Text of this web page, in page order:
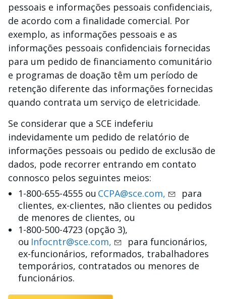
pessoais e informações pessoais confidenciais,
de acordo com a finalidade comercial. Por
exemplo, as informações pessoais e as
informações pessoais confidenciais fornecidas
para um pedido de financiamento comunitário
e programas de doação têm um período de
retenção diferente das informações fornecidas
quando contrata um serviço de eletricidade.
Se considerar que a SCE indeferiu
indevidamente um pedido de relatório de
informações pessoais ou pedido de exclusão de
dados, pode recorrer entrando em contato
connosco pelos seguintes meios:
1-800-655-4555 ou CCPA@sce.com,
para
clientes, ex-clientes, não clientes ou pedidos
de menores de clientes, ou
1-800-500-4723 (opção 3),
ou Infocntr@sce.com,
para funcionários,
ex-funcionários, reformados, trabalhadores
temporários, contratados ou menores de
funcionários.